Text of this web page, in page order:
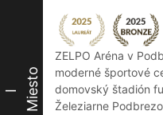
I Miesto
ZELPO Aréna v
moderné športové
domovský štadión
Železiarne